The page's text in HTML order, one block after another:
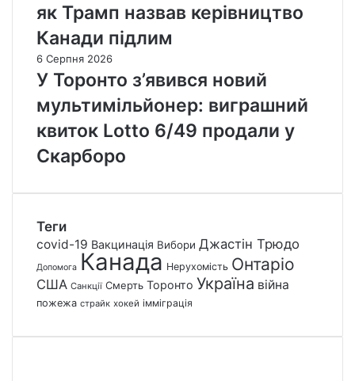
як Трамп назвав керівництво
Канади підлим
6 Серпня 2026
У Торонто з’явився новий
мультимільйонер: виграшний
квиток Lotto 6/49 продали у
Скарборо
Теги
covid-19 Вакцинація Вибори Джастін Трюдо
Допомога Канада Нерухомість Онтаріо
США Санкції Смерть Торонто Україна війна
пожежа страйк хокей імміграція